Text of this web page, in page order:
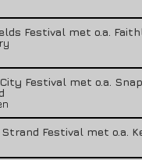
Festival met o.a.
Festival met o.a.
Festival met o.a.